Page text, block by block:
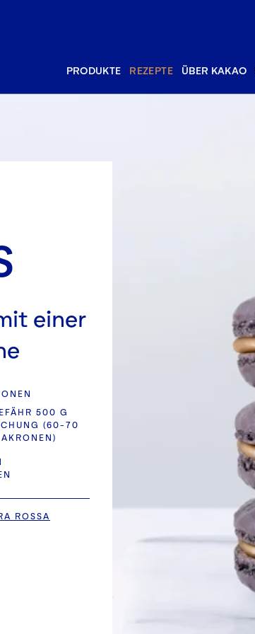
PRODUKTE REZEPTE ÜBER KAKAO
einer
500 G
(60-70
ROSSA